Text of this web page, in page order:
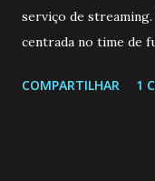
serviço de
centrada no time de
Brum (Dedé), que
COMPARTILHAR 1